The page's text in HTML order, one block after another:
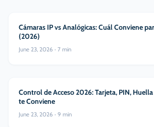
Seguridad Electrónica
Cámaras IP vs Analógicas: Cuál Conviene
(2026)
June 23, 2026 · 7 min
Seguridad Electrónica
Control de Acceso 2026: Tarjeta, PIN,
te Conviene
June 23, 2026 · 9 min